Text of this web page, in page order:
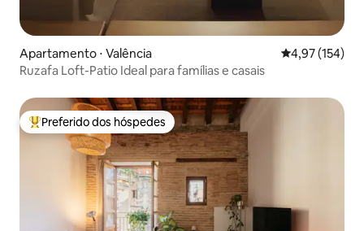
Apartamento ⋅ Valência 4,97 de uma
4,97 (154)
Ruzafa Loft-Patio Ideal para famílias e casais
Entre os melhores preferidos dos hóspedes
Preferido dos hóspedes